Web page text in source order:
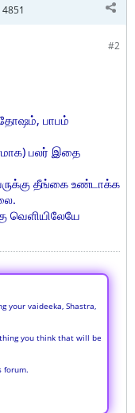
4851
#2
தோஷம், பாபம்
பலர் இதை
தீங்கை உண்டாக்க
வெளியிலேயே
your vaideeka, Shastra,
you think that will be
forum.